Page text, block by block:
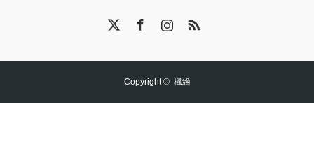
Copyright © 楓繪